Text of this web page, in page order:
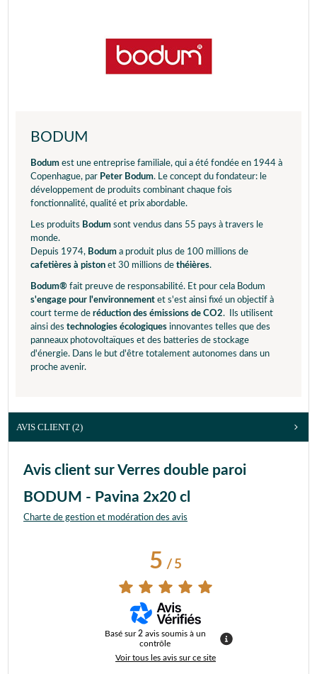
BODUM
Bodum est une entreprise familiale, qui a été fondée en 1944 à
Copenhague, par Peter Bodum. Le concept du fondateur: le
développement de produits combinant chaque fois
fonctionnalité, qualité et prix abordable.
Les produits Bodum sont vendus dans 55 pays à travers le
monde.
Depuis 1974, Bodum a produit plus de 100 millions de
cafetières à piston et 30 millions de théières.
Bodum® fait preuve de responsabilité. Et pour cela Bodum
s'engage pour l'environnement et s'est ainsi fixé un objectif à
court terme de réduction des émissions de CO2. Ils utilisent
ainsi des technologies écologiques innovantes telles que des
panneaux photovoltaïques et des batteries de stockage
d'énergie. Dans le but d'être totalement autonomes dans un
proche avenir.
AVIS CLIENT (2)
Avis client sur Verres double paroi
BODUM - Pavina 2x20 cl
Charte de gestion et modération des avis
5/ 5
Basé sur2 avis soumis à un
contrôle
Voir tous les avis sur ce site